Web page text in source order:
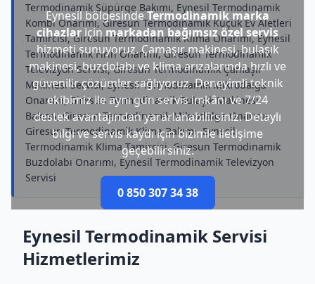
Eynesil bölgesindeTermodinamik marka
cihazlariçin markadan bağımsız özel servis
hizmeti sunuyoruz. Çamaşır makinesi, bulaşık
makinesi, buzdolabı ve klima arızalarında hızlı ve
güvenilir çözümler sağlıyoruz. Deneyimli teknik
ekibimiz ile aynı gün servis imkânı ve 7/24
destek avantajından yararlanabilirsiniz. Detaylı
bilgi ve servis kaydı için bizimle iletişime
geçebilirsiniz.
0 850 307 34 38
Termodinamik Süpürge Bakımı, Eynesil Termodinamik
Kombi Onarımı, Giresun Termodinamik Küçük Ev Aletleri
Tamircisi, Giresun Termodinamik Klima Onarımı, Eynesil
Termodinamik Fırın Onarımı, Giresun Termodinamik
Televizyon Servisi, Giresun Termodinamik Çamaşır
Makinesi Servisi, Eynesil Termodinamik Mikrodalga
Onarımı, Giresun Termodinamik Bulaşık Makinesi
Bakımı, Giresun Termodinamik Mikrodalga Onarımı,
Giresun Termodinamik Klima Bakımı, Eynesil
Termodinamik Klima Tamircisi, Giresun Termodinamik
Buzdolabı Onarımı, Eynesil Termodinamik Televizyon
Servisi
Eynesil Termodinamik Servisi
Hizmetlerimiz